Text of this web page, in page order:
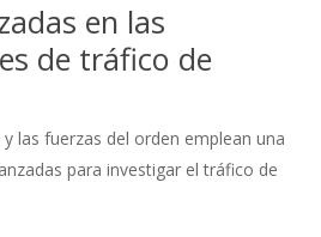
en las
de tráfico de
las fuerzas del orden emplean una
para investigar el tráfico de